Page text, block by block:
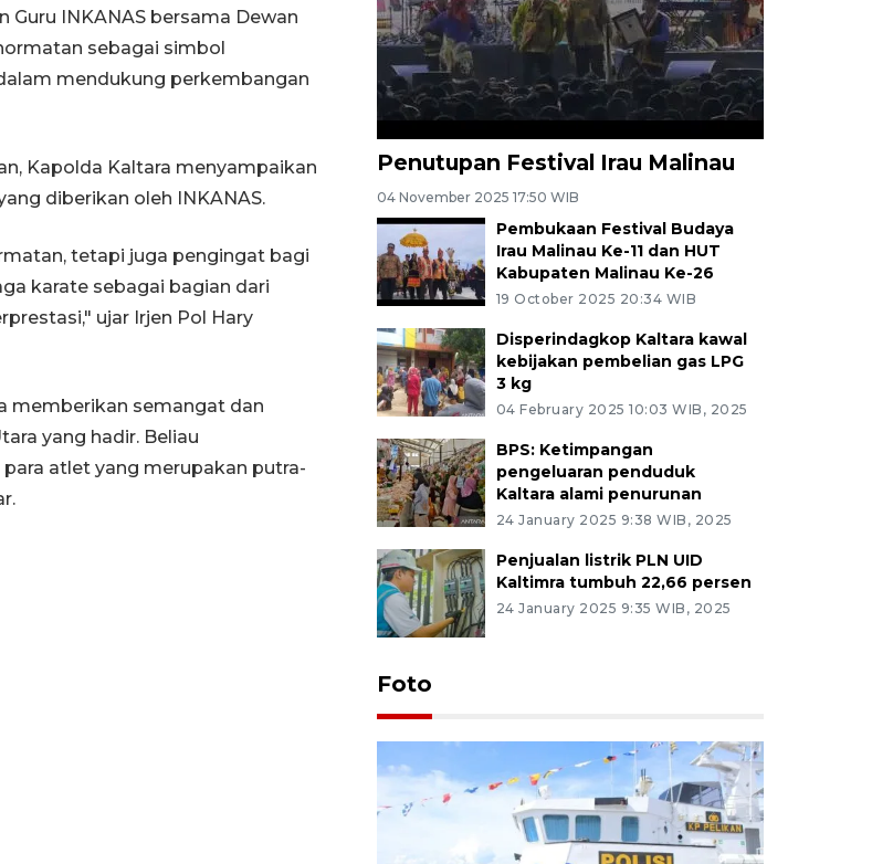
INKANAS bersama Dewan
sebagai simbol
mendukung perkembangan
Kapolda Kaltara menyampaikan
diberikan oleh INKANAS.
tetapi juga pengingat bagi
karate sebagai bagian dari
ujar Irjen Pol Hary
memberikan semangat dan
yang hadir. Beliau
atlet yang merupakan putra-
Penutupan Festival Irau Malinau
04 November 2025 17:50 WIB
Pembukaan Festival Budaya
Irau Malinau Ke-11 dan HUT
Kabupaten Malinau Ke-26
19 October 2025 20:34 WIB
Disperindagkop Kaltara kawal
kebijakan pembelian gas LPG
3 kg
04 February 2025 10:03 WIB, 2025
BPS: Ketimpangan
pengeluaran penduduk
Kaltara alami penurunan
24 January 2025 9:38 WIB, 2025
Penjualan listrik PLN UID
Kaltimra tumbuh 22,66 persen
24 January 2025 9:35 WIB, 2025
Foto